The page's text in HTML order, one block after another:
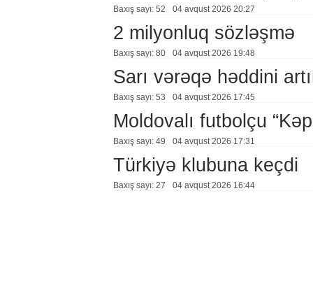
Baxış sayı: 52 04 avqust 2026 20:27
2 milyonluq sözləşmə
Baxış sayı: 80 04 avqust 2026 19:48
Sarı vərəqə həddini
Baxış sayı: 53 04 avqust 2026 17:45
Moldovalı futbolçu
Baxış sayı: 49 04 avqust 2026 17:31
Türkiyə klubuna keçdi
Baxış sayı: 27 04 avqust 2026 16:44